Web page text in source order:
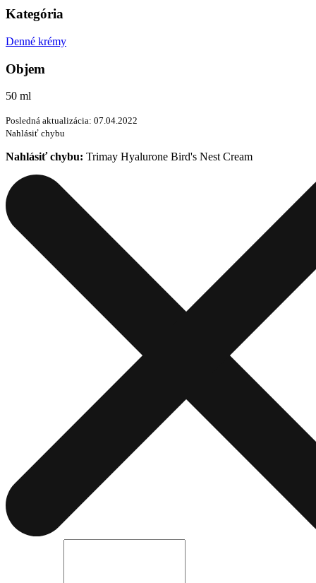
Kategória
Denné krémy
Objem
50 ml
Posledná aktualizácia: 07.04.2022
Nahlásiť chybu
Nahlásiť chybu: Trimay Hyalurone Bird's Nest Cream